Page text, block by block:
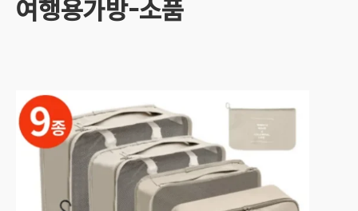
여행용가방-소품